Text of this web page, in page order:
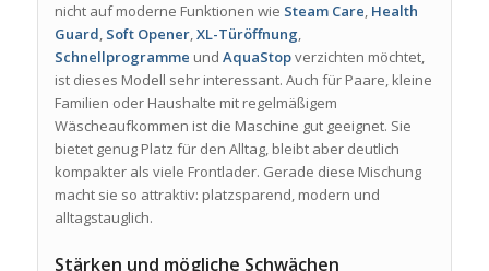
nicht auf moderne Funktionen wie Steam Care, Health
Guard, Soft Opener,XL-Türöffnung,
Schnellprogramme und AquaStopverzichten möchtet,
ist dieses Modell sehr interessant. Auch für Paare, kleine
Familien oder Haushalte mit regelmäßigem
Wäscheaufkommen ist die Maschine gut geeignet. Sie
bietet genug Platz für den Alltag, bleibt aber deutlich
kompakter als viele Frontlader. Gerade diese Mischung
macht sie so attraktiv: platzsparend, modern und
alltagstauglich.
Stärken und mögliche Schwächen